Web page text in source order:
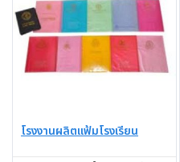
โรงงานผลิตแฟ้มโรงเรียน